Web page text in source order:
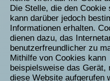
Die Stelle, die den Cookie
kann darüber jedoch
Informationen erhalten.
dienen dazu, das
benutzerfreundlicher zu
Mithilfe von Cookies kann
beispielsweise das Gerät,
diese Website aufgerufen